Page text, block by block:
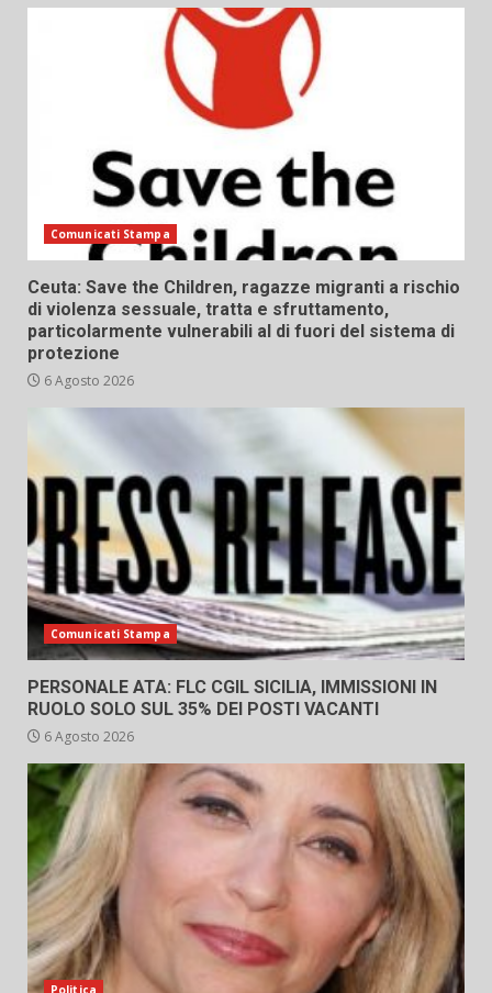
Comunicati Stampa
Ceuta: Save the Children, ragazze migranti a rischio
di violenza sessuale, tratta e sfruttamento,
particolarmente vulnerabili al di fuori del sistema di
protezione
6 Agosto 2026
Comunicati Stampa
PERSONALE ATA: FLC CGIL SICILIA, IMMISSIONI IN
RUOLO SOLO SUL 35% DEI POSTI VACANTI
6 Agosto 2026